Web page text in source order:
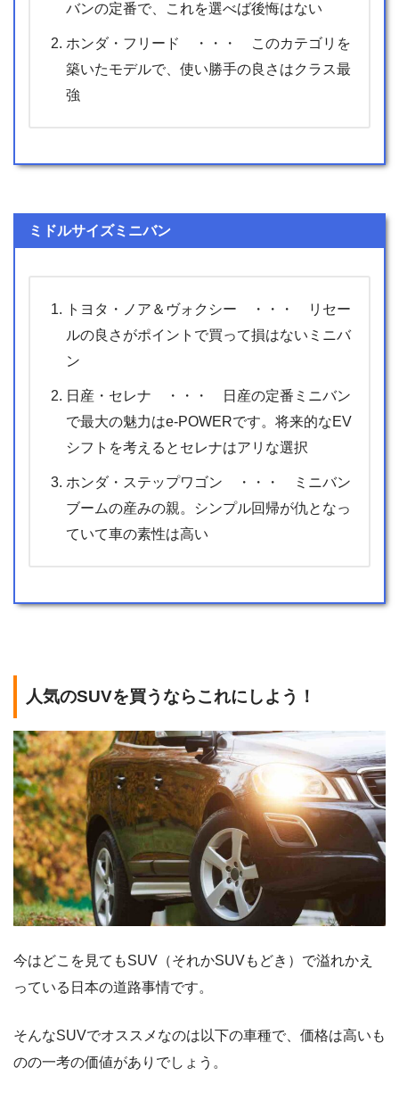
バンの定番で、これを選べば後悔はない
ホンダ・フリード ・・・ このカテゴリを
築いたモデルで、使い勝手の良さはクラス最
強
ミドルサイズミニバン
トヨタ・ノア＆ヴォクシー ・・・ リセー
ルの良さがポイントで買って損はないミニバ
ン
日産・セレナ ・・・ 日産の定番ミニバン
で最大の魅力はe-POWERです。将来的なEV
シフトを考えるとセレナはアリな選択
ホンダ・ステップワゴン ・・・ ミニバン
ブームの産みの親。シンプル回帰が仇となっ
ていて車の素性は高い
人気のSUVを買うならこれにしよう！
今はどこを見てもSUV（それかSUVもどき）で溢れかえ
っている日本の道路事情です。
そんなSUVでオススメなのは以下の車種で、価格は高いも
のの一考の価値がありでしょう。